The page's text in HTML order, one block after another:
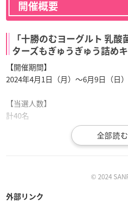
開催概要
「十勝のむヨーグルト 乳酸
ターズもぎゅうぎゅう詰めキ
【開催期間】
2024年4月1日（月）～6月9日（日
【当選人数】
計40名
「十勝のむヨーグルト 乳酸
© 2024
外部リンク